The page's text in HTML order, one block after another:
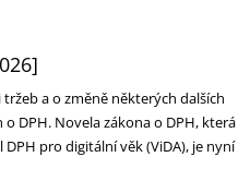
a o změně některých dalších
DPH. Novela zákona o DPH, která
pro digitální věk (ViDA), je nyní